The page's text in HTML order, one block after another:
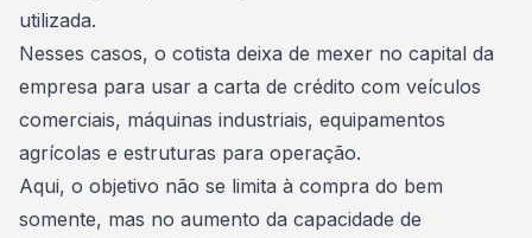
utilizada.
Nesses casos, o cotista deixa de mexer no capital da
empresa para usar a carta de crédito com veículos
comerciais, máquinas industriais, equipamentos
agrícolas e estruturas para operação.
Aqui, o objetivo não se limita à compra do bem
somente, mas no aumento da capacidade de